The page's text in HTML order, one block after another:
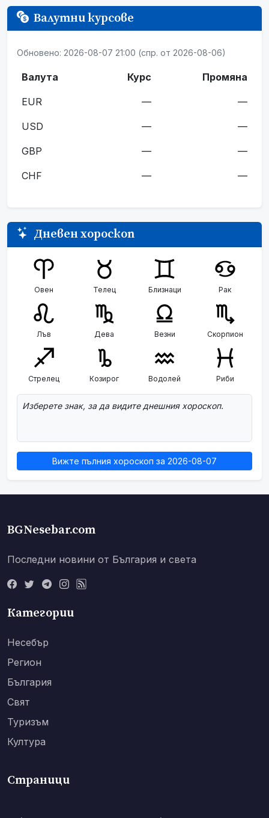
Валутни курсове
Валута Курс Промяна
EUR — —
USD — —
GBP — —
CHF — —
Обновено: 2026-08-07 21:00 (спр. от 2026-08-06)
Дневен хороскоп
Овен Телец Близнаци Рак
Лъв Дева Везни Скорпион
Стрелец Козирог Водолей Риби
Изберете знак, за да видите днешния хороскоп.
Вижте пълния хороскоп за 2026-08-07
BGNesebar.com
Последни новини от България и света
Категории
Несебър
Регион
България
Свят
Туризъм
Култура
Страници